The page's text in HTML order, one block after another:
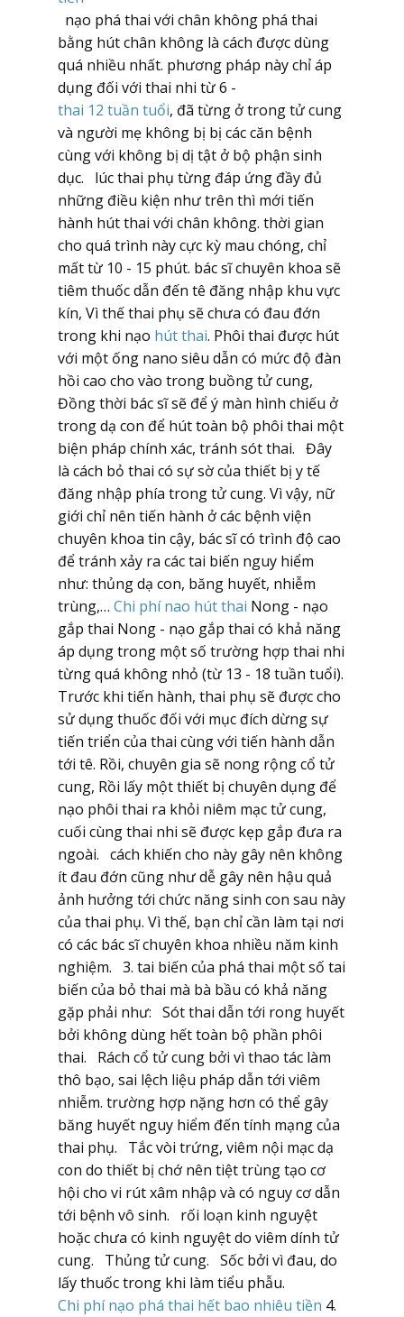
nạo phá thai với chân không phá thai
bằng hút chân không là cách được dùng
quá nhiều nhất. phương pháp này chỉ áp
dụng đối với thai nhi từ 6 -
thai 12 tuần tuổi, đã từng ở trong tử cung
và người mẹ không bị bị các căn bệnh
cùng với không bị dị tật ở bộ phận sinh
dục. lúc thai phụ từng đáp ứng đầy đủ
những điều kiện như trên thì mới tiến
hành hút thai với chân không. thời gian
cho quá trình này cực kỳ mau chóng, chỉ
mất từ 10 - 15 phút. bác sĩ chuyên khoa sẽ
tiêm thuốc dẫn đến tê đăng nhập khu vực
kín, Vì thế thai phụ sẽ chưa có đau đớn
trong khi nạo hút thai. Phôi thai được hút
với một ống nano siêu dẫn có mức độ đàn
hồi cao cho vào trong buồng tử cung,
Đồng thời bác sĩ sẽ để ý màn hình chiếu ở
trong dạ con để hút toàn bộ phôi thai một
biện pháp chính xác, tránh sót thai. Đây
là cách bỏ thai có sự sờ của thiết bị y tế
đăng nhập phía trong tử cung. Vì vậy, nữ
giới chỉ nên tiến hành ở các bệnh viện
chuyên khoa tin cậy, bác sĩ có trình độ cao
để tránh xảy ra các tai biến nguy hiểm
như: thủng dạ con, băng huyết, nhiễm
trùng,… Chi phí nao hút thai Nong - nạo
gắp thai Nong - nạo gắp thai có khả năng
áp dụng trong một số trường hợp thai nhi
từng quá không nhỏ (từ 13 - 18 tuần tuổi).
Trước khi tiến hành, thai phụ sẽ được cho
sử dụng thuốc đối với mục đích dừng sự
tiến triển của thai cùng với tiến hành dẫn
tới tê. Rồi, chuyên gia sẽ nong rộng cổ tử
cung, Rồi lấy một thiết bị chuyên dụng để
nạo phôi thai ra khỏi niêm mạc tử cung,
cuối cùng thai nhi sẽ được kẹp gắp đưa ra
ngoài. cách khiến cho này gây nên không
ít đau đớn cũng như dễ gây nên hậu quả
ảnh hưởng tới chức năng sinh con sau này
của thai phụ. Vì thế, bạn chỉ cần làm tại nơi
có các bác sĩ chuyên khoa nhiều năm kinh
nghiệm. 3. tai biến của phá thai một số tai
biến của bỏ thai mà bà bầu có khả năng
gặp phải như: Sót thai dẫn tới rong huyết
bởi không dùng hết toàn bộ phần phôi
thai. Rách cổ tử cung bởi vì thao tác làm
thô bạo, sai lệch liệu pháp dẫn tới viêm
nhiễm. trường hợp nặng hơn có thể gây
băng huyết nguy hiểm đến tính mạng của
thai phụ. Tắc vòi trứng, viêm nội mạc dạ
con do thiết bị chớ nên tiệt trùng tạo cơ
hội cho vi rút xâm nhập và có nguy cơ dẫn
tới bệnh vô sinh. rối loạn kinh nguyệt
hoặc chưa có kinh nguyệt do viêm dính tử
cung. Thủng tử cung. Sốc bởi vì đau, do
lấy thuốc trong khi làm tiểu phẫu.
Chi phí nạo phá thai hết bao nhiêu tiền 4.